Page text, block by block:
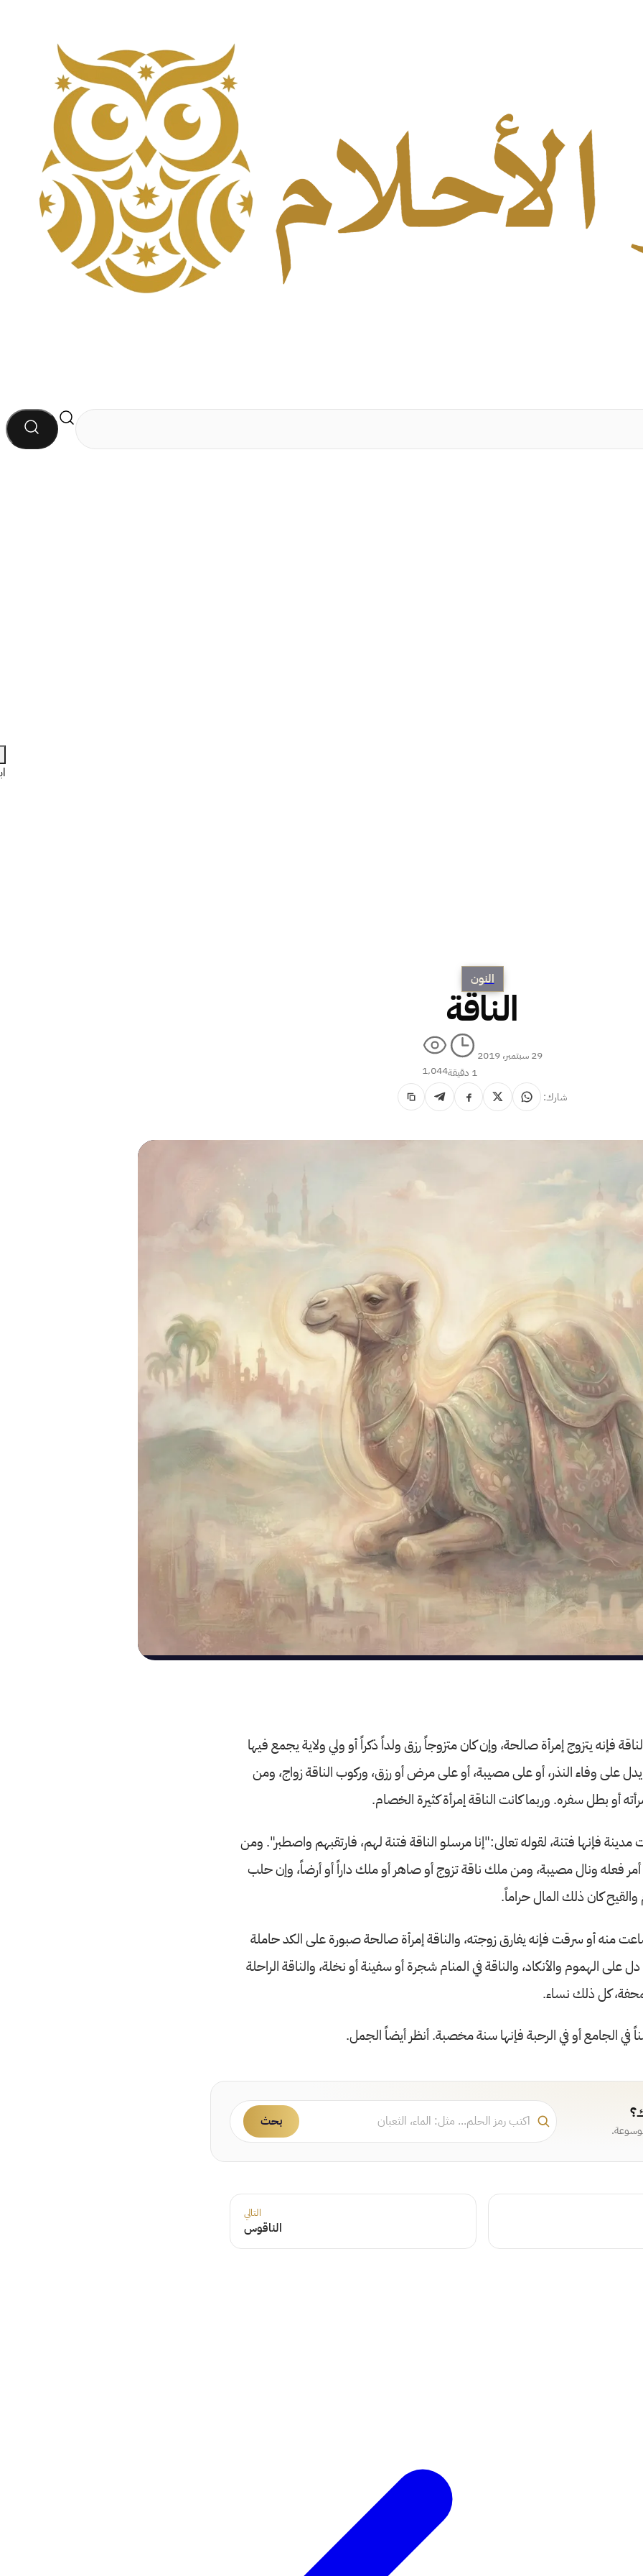
النون
الناقة
29 سبتمبر، 2019
1 دقيقة
1٬044
شارك:
فإنه يتزوج إمرأة صالحة، وإن كان متزوجاً رزق ولداً ذكراً أو ولي ولاية يجمع فيها
يدل على وفاء النذر، أو على مصيبة، أو على مرض أو رزق، وركوب الناقة زواج، ومن
أو بطل سفره. وربما كانت الناقة إمرأة كثيرة الخصام.
فإنها فتنة، لقوله تعالى:"إنا مرسلو الناقة فتنة لهم، فارتقبهم واصطبر". ومن
أمر فعله ونال مصيبة، ومن ملك ناقة تزوج أو صاهر أو ملك داراً أو أرضاً، وإن حلب
والقيح كان ذلك المال حراماً.
منه أو سرقت فإنه يفارق زوجته، والناقة إمرأة صالحة صبورة على الكد حاملة
على الهموم والأنكاد، والناقة في المنام شجرة أو سفينة أو نخلة، والناقة الراحلة
كل ذلك نساء.
في الجامع أو في الرحبة فإنها سنة مخصبة. أنظر أيضاً الجمل.
بحث
التالي
الناقوس